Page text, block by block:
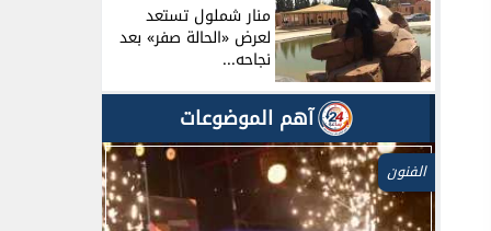
منار شملول تستعد
لعرض «الحالة صفر» بعد
نجاحه...
آهم الموضوعات
الفنون